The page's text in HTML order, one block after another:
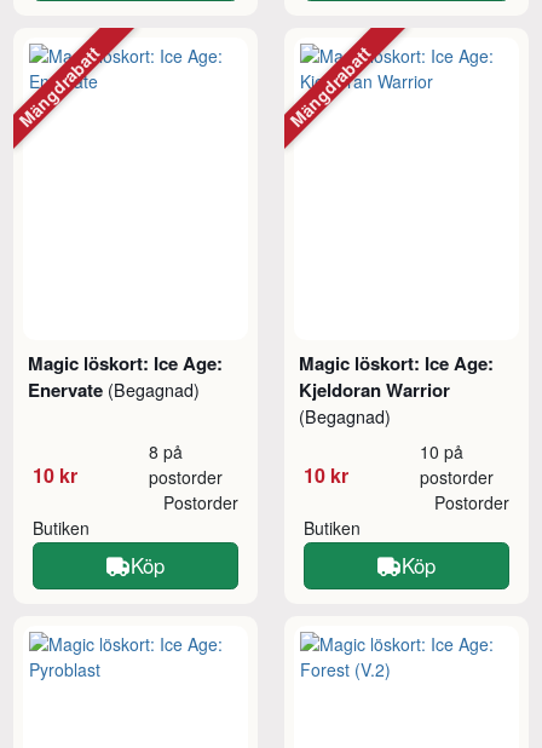
Magic löskort: Ice Age:
Enervate (Begagnad)
10 kr
8 på
postorder
Butiken
Postorder
Köp
Mängdrabatt
Magic löskort: Ice Age:
Kjeldoran Warrior
(Begagnad)
10 kr
10 på
postorder
Butiken
Postorder
Köp
Mängdrabatt